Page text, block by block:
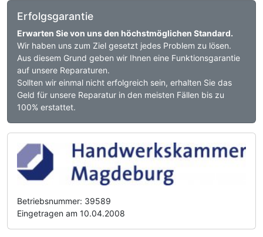
Erfolgsgarantie
Erwarten Sie von uns den höchstmöglichen Standard.
Wir haben uns zum Ziel gesetzt jedes Problem zu lösen.
Aus diesem Grund geben wir Ihnen eine Funktionsgarantie
auf unsere Reparaturen.
Sollten wir einmal nicht erfolgreich sein, erhalten Sie das
Geld für unsere Reparatur in den meisten Fällen bis zu
100% erstattet.
Betriebsnummer: 39589
Eingetragen am 10.04.2008